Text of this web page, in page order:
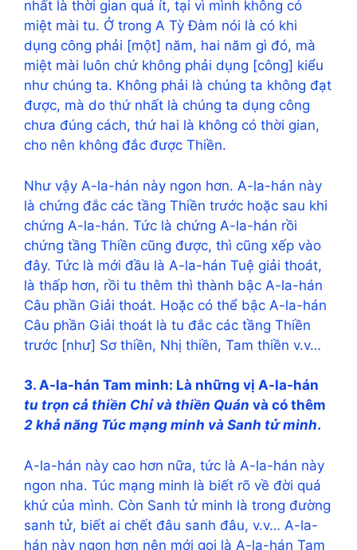
nhất là thời gian quá ít, tại vì mình không có
miệt mài tu. Ở trong A Tỳ Đàm nói là có khi
dụng công phải [một] năm, hai năm gì đó, mà
miệt mài luôn chứ không phải dụng [công] kiểu
như chúng ta. Không phải là chúng ta không đạt
được, mà do thứ nhất là chúng ta dụng công
chưa đúng cách, thứ hai là không có thời gian,
cho nên không đắc được Thiền.
Như vậy A-la-hán này ngon hơn. A-la-hán này
là chứng đắc các tầng Thiền trước hoặc sau khi
chứng A-la-hán. Tức là chứng A-la-hán rồi
chứng tầng Thiền cũng được, thì cũng xếp vào
đây. Tức là mới đầu là A-la-hán Tuệ giải thoát,
là thấp hơn, rồi tu thêm thì thành bậc A-la-hán
Câu phần Giải thoát. Hoặc có thể bậc A-la-hán
Câu phần Giải thoát là tu đắc các tầng Thiền
trước [như] Sơ thiền, Nhị thiền, Tam thiền v.v…
3. A-la-hán Tam minh: Là những vị A-la-hán
tu trọn cả thiền Chỉ và thiền Quán và có thêm
2 khả năng Túc mạng minh và Sanh tử minh.
A-la-hán này cao hơn nữa, tức là A-la-hán này
ngon nha. Túc mạng minh là biết rõ về đời quá
khứ của mình. Còn Sanh tử minh là trong đường
sanh tử, biết ai chết đâu sanh đâu, v.v… A-la-
hán này ngon hơn nên mới gọi là A-la-hán Tam